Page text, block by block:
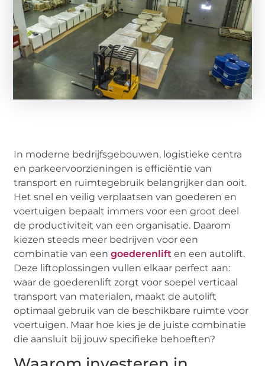
In moderne bedrijfsgebouwen, logistieke centra
en parkeervoorzieningen is efficiëntie van
transport en ruimtegebruik belangrijker dan ooit.
Het snel en veilig verplaatsen van goederen en
voertuigen bepaalt immers voor een groot deel
de productiviteit van een organisatie. Daarom
kiezen steeds meer bedrijven voor een
combinatie van een goederenlift en een autolift.
Deze liftoplossingen vullen elkaar perfect aan:
waar de goederenlift zorgt voor soepel verticaal
transport van materialen, maakt de autolift
optimaal gebruik van de beschikbare ruimte voor
voertuigen. Maar hoe kies je de juiste combinatie
die aansluit bij jouw specifieke behoeften?